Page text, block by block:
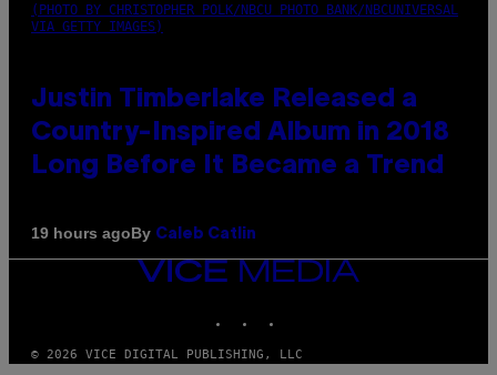
(PHOTO BY CHRISTOPHER POLK/NBCU PHOTO BANK/NBCUNIVERSAL
VIA GETTY IMAGES)
Justin Timberlake Released a
Country-Inspired Album in 2018
Long Before It Became a Trend
19 hours agoBy Caleb Catlin
VICE
MEDIA
© 2026 VICE DIGITAL PUBLISHING, LLC